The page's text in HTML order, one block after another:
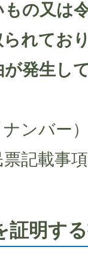
の又は
れてお
が発生し
ンバー
記載事
証明す